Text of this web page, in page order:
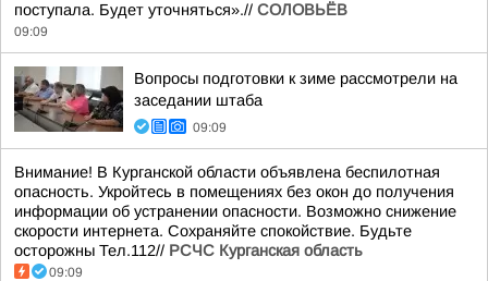
поступала. Будет уточняться».// СОЛОВЬЁВ
09:09
Вопросы подготовки к зиме рассмотрели на
заседании штаба
09:09
Внимание! В Курганской области объявлена беспилотная
опасность. Укройтесь в помещениях без окон до получения
информации об устранении опасности. Возможно снижение
скорости интернета. Сохраняйте спокойствие. Будьте
осторожны Тел.112// РСЧС Курганская область
09:09